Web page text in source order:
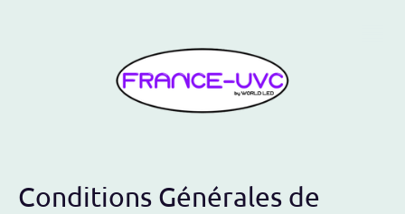
Conditions Générales de